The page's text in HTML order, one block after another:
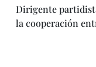
Dirigente
la cooperación